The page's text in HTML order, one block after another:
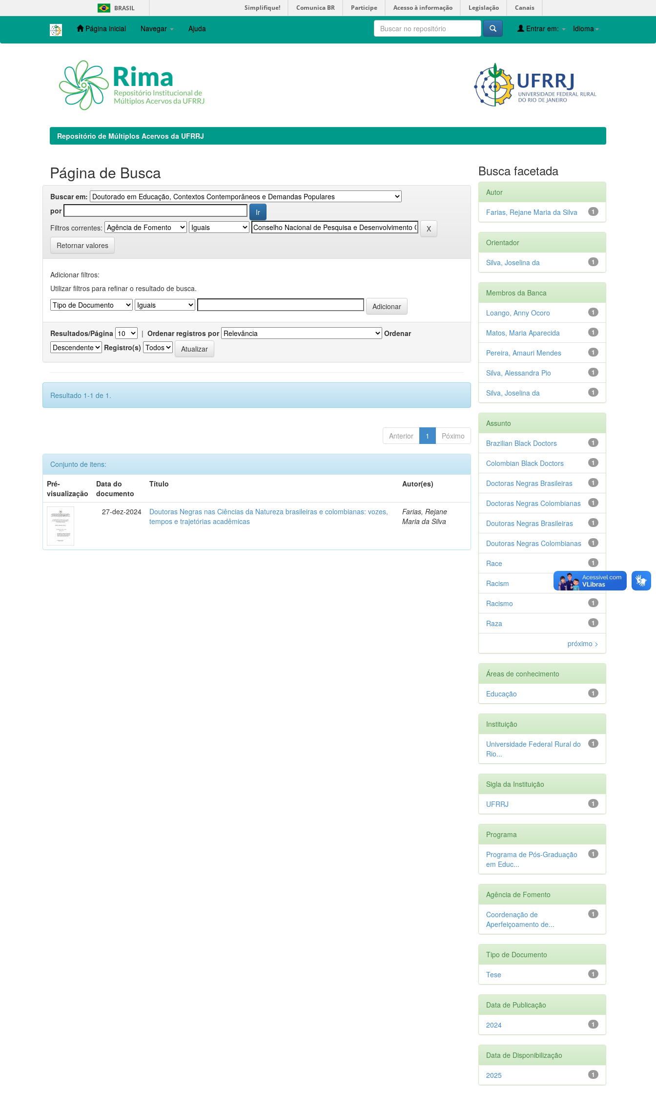
navigation
BRASIL Simplifique! Comunica BR Participe Acesso à informação Legislação Canais
Página inicial Navegar Ajuda Idioma
Entrar em:
Repositório de Múltiplos Acervos da UFRRJ
Página de Busca
Buscar em:
por
Filtros correntes:
Retornar valores
Adicionar filtros:
Utilizar filtros para refinar o resultado de busca.
Resultados/Página | Ordenar registros por
Ordenar
Registro(s)
Resultado 1-1 de 1.
Anterior 1 Póximo
Conjunto de itens:
Pré-
visualização
Data do
documento
Título Autor(es)
27-dez-2024
Doutoras Negras nas Ciências da Natureza brasileiras e colombianas: vozes,
tempos e trajetórias acadêmicas
Farias, Rejane
Maria da Silva
Busca facetada
Autor
1
Farias, Rejane Maria da Silva
Orientador
1
Silva, Joselina da
Membros da Banca
1
Loango, Anny Ocoro
1
Matos, Maria Aparecida
1
Pereira, Amauri Mendes
1
Silva, Alessandra Pio
1
Silva, Joselina da
Assunto
1
Brazilian Black Doctors
1
Colombian Black Doctors
1
Doctoras Negras Brasileiras
1
Doctoras Negras Colombianas
1
Doutoras Negras Brasileiras
1
Doutoras Negras Colombianas
1
Race
1
Racism
1
Racismo
1
Raza
próximo >
Áreas de conhecimento
1
Educação
Instituição
1
Universidade Federal Rural do
Rio...
Sigla da Instituição
1
UFRRJ
Programa
1
Programa de Pós-Graduação
em Educ...
Agência de Fomento
1
Coordenação de
Aperfeiçoamento de...
Tipo de Documento
1
Tese
Data de Publicação
1
2024
Data de Disponibilização
1
2025